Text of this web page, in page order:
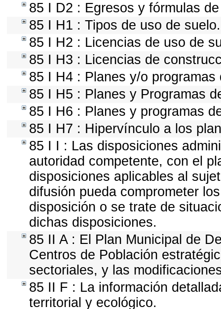
85 I D2 : Egresos y fórmulas
85 I H1 : Tipos de uso de suelo.
85 I H2 : Licencias de uso de
85 I H3 : Licencias de
85 I H4 : Planes y/o
85 I H5 : Planes y Programas
85 I H6 : Planes y programas
85 I H7 : Hipervínculo a los
85 I I : Las disposiciones
autoridad competente, con el
disposiciones aplicables al
difusión pueda comprometer
disposición o se trate de
dichas disposiciones.
85 II A : El Plan Municipal de
Centros de Población
sectoriales, y las
85 II F : La información
territorial y ecológico.